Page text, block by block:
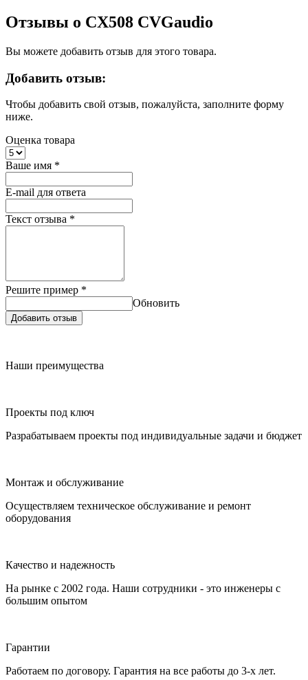
Отзывы о CX508 CVGaudio
Вы можете добавить отзыв для этого товара.
Добавить отзыв:
Чтобы добавить свой отзыв, пожалуйста, заполните форму
ниже.
Оценка товара
Ваше имя *
E-mail для ответа
Текст отзыва *
Решите пример *
Обновить
Добавить отзыв
Наши преимущества
Проекты под ключ
Разрабатываем проекты под индивидуальные задачи и бюджет
Монтаж и обслуживание
Осуществляем техническое обслуживание и ремонт
оборудования
Качество и надежность
На рынке с 2002 года. Наши сотрудники - это инженеры с
большим опытом
Гарантии
Работаем по договору. Гарантия на все работы до 3-х лет.